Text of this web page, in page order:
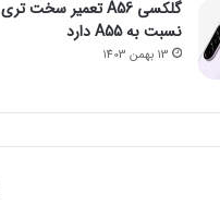
گلکسی A56 تعمیر سخت تری
نسبت به A55 دارد
13 بهمن 1403